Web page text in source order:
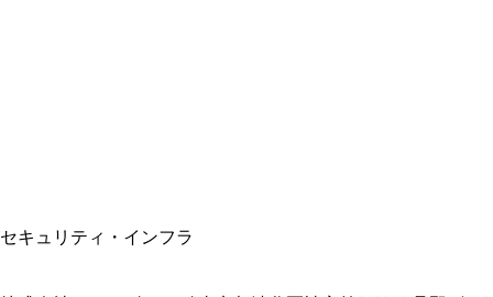
セキュリティ・インフラ